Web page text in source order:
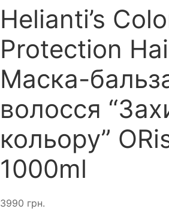
Helianti’s
Protection
Маска-
волосся
кольору”
1000ml
3990 грн.